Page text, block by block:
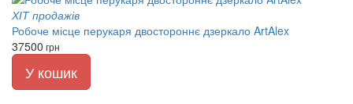
ХІТ продажів
Робоче місце перукаря двостороннє дзеркало ArtAlex
37500 грн
У кошик